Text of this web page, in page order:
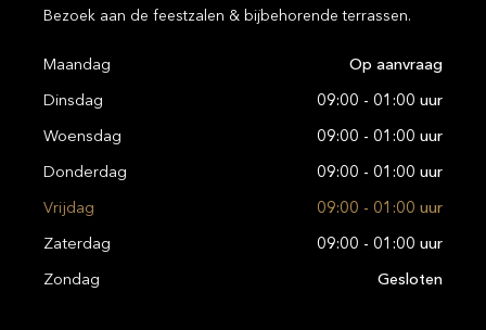
Bezoek aan de feestzalen & bijbehorende terrassen.
Maandag Op aanvraag
Dinsdag 09:00 - 01:00 uur
Woensdag 09:00 - 01:00 uur
Donderdag 09:00 - 01:00 uur
Vrijdag 09:00 - 01:00 uur
Zaterdag 09:00 - 01:00 uur
Zondag Gesloten